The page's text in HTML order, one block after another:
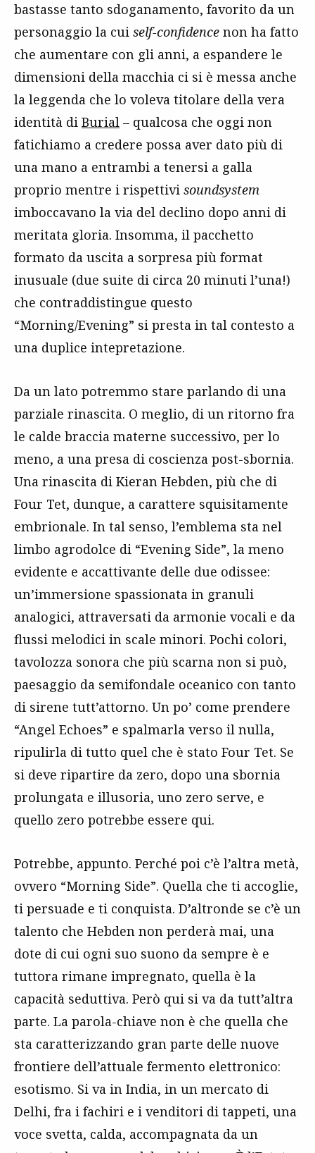
bastasse tanto sdoganamento, favorito da un
personaggio la cui self-confidence non ha fatto
che aumentare con gli anni, a espandere le
dimensioni della macchia ci si è messa anche
la leggenda che lo voleva titolare della vera
identità di Burial – qualcosa che oggi non
fatichiamo a credere possa aver dato più di
una mano a entrambi a tenersi a galla
proprio mentre i rispettivi soundsystem
imboccavano la via del declino dopo anni di
meritata gloria. Insomma, il pacchetto
formato da uscita a sorpresa più format
inusuale (due suite di circa 20 minuti l’una!)
che contraddistingue questo
“Morning/Evening” si presta in tal contesto a
una duplice intepretazione.
Da un lato potremmo stare parlando di una
parziale rinascita. O meglio, di un ritorno fra
le calde braccia materne successivo, per lo
meno, a una presa di coscienza post-sbornia.
Una rinascita di Kieran Hebden, più che di
Four Tet, dunque, a carattere squisitamente
embrionale. In tal senso, l’emblema sta nel
limbo agrodolce di “Evening Side”, la meno
evidente e accattivante delle due odissee:
un’immersione spassionata in granuli
analogici, attraversati da armonie vocali e da
flussi melodici in scale minori. Pochi colori,
tavolozza sonora che più scarna non si può,
paesaggio da semifondale oceanico con tanto
di sirene tutt’attorno. Un po’ come prendere
“Angel Echoes” e spalmarla verso il nulla,
ripulirla di tutto quel che è stato Four Tet. Se
si deve ripartire da zero, dopo una sbornia
prolungata e illusoria, uno zero serve, e
quello zero potrebbe essere qui.
Potrebbe, appunto. Perché poi c’è l’altra metà,
ovvero “Morning Side”. Quella che ti accoglie,
ti persuade e ti conquista. D’altronde se c’è un
talento che Hebden non perderà mai, una
dote di cui ogni suo suono da sempre è e
tuttora rimane impregnato, quella è la
capacità seduttiva. Però qui si va da tutt’altra
parte. La parola-chiave non è che quella che
sta caratterizzando gran parte delle nuove
frontiere dell’attuale fermento elettronico:
esotismo. Si va in India, in un mercato di
Delhi, fra i fachiri e i venditori di tappeti, una
voce svetta, calda, accompagnata da un